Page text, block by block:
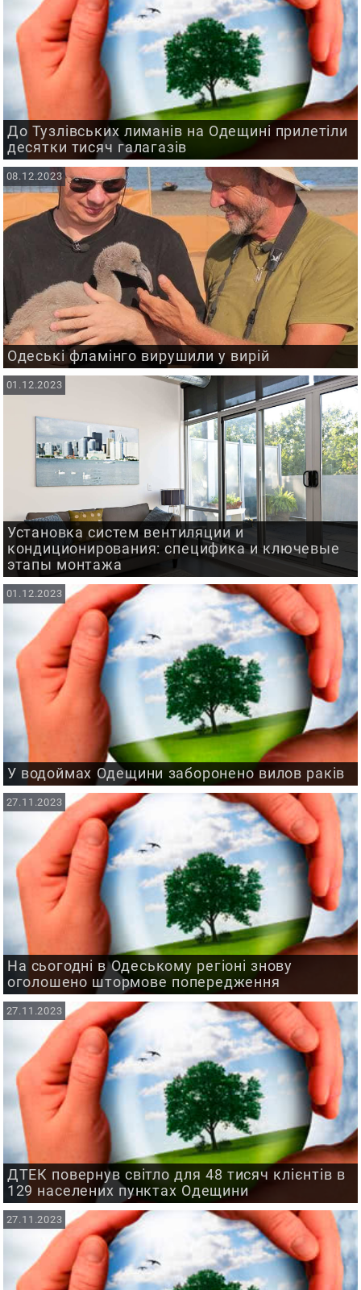
До Тузлівських лиманів на Одещині прилетіли
десятки тисяч галагазів
Одеські фламінго вирушили у вирій
08.12.2023
Установка систем вентиляции и
кондиционирования: специфика и ключевые
этапы монтажа
01.12.2023
У водоймах Одещини заборонено вилов раків
01.12.2023
На сьогодні в Одеському регіоні знову
оголошено штормове попередження
27.11.2023
ДТЕК повернув світло для 48 тисяч клієнтів в
129 населених пунктах Одещини
27.11.2023
27.11.2023